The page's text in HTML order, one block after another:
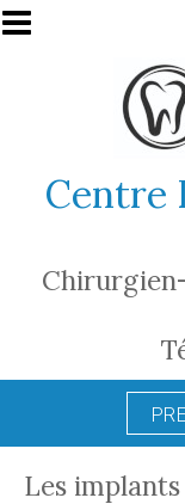
Aller au contenu
Centre
Les